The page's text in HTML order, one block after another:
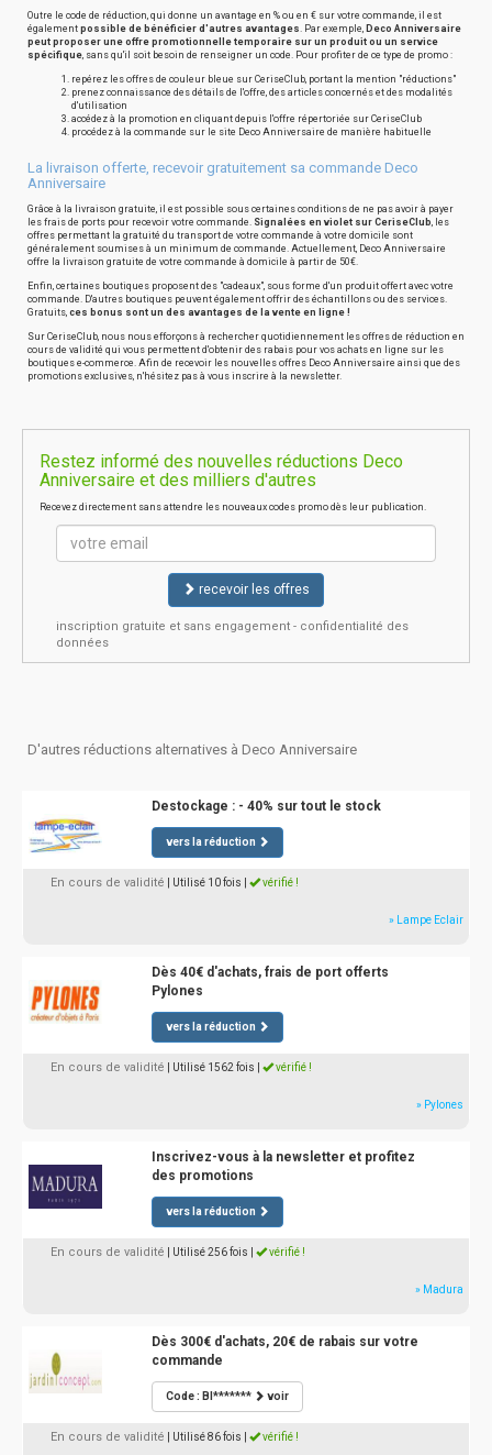
Outre le code de réduction, qui donne un avantage en % ou en € sur votre commande, il est
également possible de bénéficier d'autres avantages. Par exemple, Deco Anniversaire
peut proposer une offre promotionnelle temporaire sur un produit ou un service
spécifique, sans qu'il soit besoin de renseigner un code. Pour profiter de ce type de promo :
repérez les offres de couleur bleue sur CeriseClub, portant la mention "réductions"
prenez connaissance des détails de l'offre, des articles concernés et des modalités
d'utilisation
accédez à la promotion en cliquant depuis l'offre répertoriée sur CeriseClub
procédez à la commande sur le site Deco Anniversaire de manière habituelle
La livraison offerte, recevoir gratuitement sa commande Deco
Anniversaire
Grâce à la livraison gratuite, il est possible sous certaines conditions de ne pas avoir à payer
les frais de ports pour recevoir votre commande. Signalées en violet sur CeriseClub, les
offres permettant la gratuité du transport de votre commande à votre domicile sont
généralement soumises à un minimum de commande. Actuellement, Deco Anniversaire
offre la livraison gratuite de votre commande à domicile à partir de 50€.
Enfin, certaines boutiques proposent des "cadeaux", sous forme d'un produit offert avec votre
commande. D'autres boutiques peuvent également offrir des échantillons ou des services.
Gratuits, ces bonus sont un des avantages de la vente en ligne !
Sur CeriseClub, nous nous efforçons à rechercher quotidiennement les offres de réduction en
cours de validité qui vous permettent d'obtenir des rabais pour vos achats en ligne sur les
boutiques e-commerce. Afin de recevoir les nouvelles offres Deco Anniversaire ainsi que des
promotions exclusives, n'hésitez pas à vous inscrire à la newsletter.
Restez informé des nouvelles réductions Deco
Anniversaire et des milliers d'autres
Recevez directement sans attendre les nouveaux codes promo dès leur publication.
recevoir les offres
inscription gratuite et sans engagement - confidentialité des
données
D'autres réductions alternatives à Deco Anniversaire
Destockage : - 40% sur tout le stock
vers la réduction
En cours de validité | Utilisé 10 fois vérifié !
» Lampe Eclair
Dès 40€ d'achats, frais de port offerts
Pylones
vers la réduction
En cours de validité | Utilisé 1562 fois vérifié !
» Pylones
Inscrivez-vous à la newsletter et profitez
des promotions
vers la réduction
En cours de validité | Utilisé 256 fois vérifié !
» Madura
Dès 300€ d'achats, 20€ de rabais sur votre
commande
Code : BI******* voir
En cours de validité | Utilisé 86 fois vérifié !